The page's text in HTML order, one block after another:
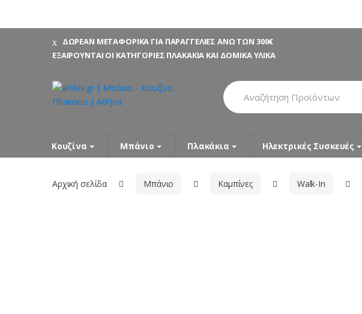
ΔΩΡΕΑΝ ΜΕΤΑΦΟΡΙΚΑ ΓΙΑ ΠΑΡΑΓΓΕΛΙΕΣ ΑΝΩ ΤΩΝ 300€
ΕΞΑΙΡΟΥΝΤΑΙ ΟΙ ΚΑΤΗΓΟΡΙΕΣ ΠΛΑΚΑΚΙΑ ΚΑΙ ΔΟΜΙΚΑ ΥΛΙΚΑ
Search
for:
Κουζίνα Μπάνιο Πλακάκια Ηλεκτρικές Συσκευές
Αρχική σελίδα Μπάνιο Καμπίνες Walk-In